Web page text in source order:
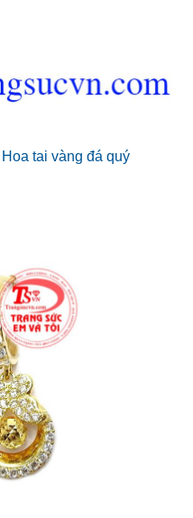
Hoa tai vàng đá quý